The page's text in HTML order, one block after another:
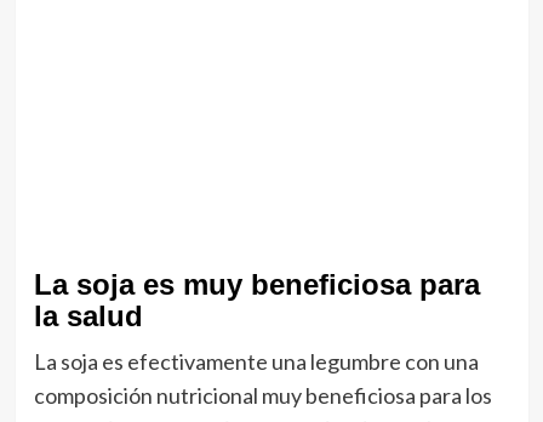
La soja es muy beneficiosa para
la salud
La soja es efectivamente una legumbre con una
composición nutricional muy beneficiosa para los